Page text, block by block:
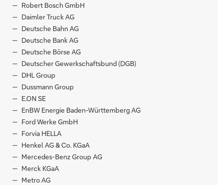
Robert Bosch GmbH
Daimler Truck AG
Deutsche Bahn AG
Deutsche Bank AG
Deutsche Börse AG
Deutscher Gewerkschaftsbund (DGB)
DHL Group
Dussmann Group
E.ON SE
EnBW Energie Baden-Württemberg AG
Ford Werke GmbH
Forvia HELLA
Henkel AG & Co. KGaA
Mercedes-Benz Group AG
Merck KGaA
Metro AG